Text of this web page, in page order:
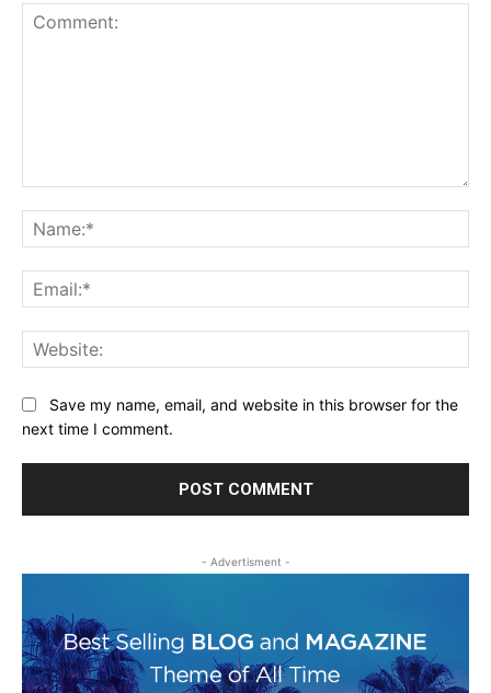
Save my name, email, and website in this browser for the
next time I comment.
- Advertisment -